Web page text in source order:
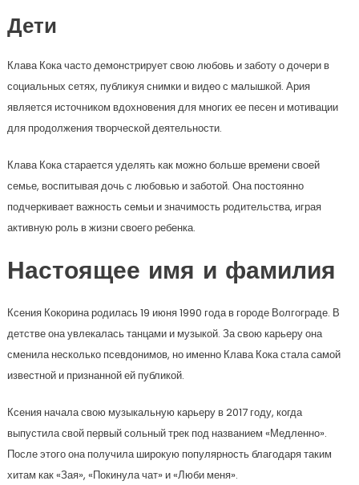
Дети
Клава Кока часто демонстрирует свою любовь и заботу о дочери в
социальных сетях, публикуя снимки и видео с малышкой. Ария
является источником вдохновения для многих ее песен и мотивации
для продолжения творческой деятельности.
Клава Кока старается уделять как можно больше времени своей
семье, воспитывая дочь с любовью и заботой. Она постоянно
подчеркивает важность семьи и значимость родительства, играя
активную роль в жизни своего ребенка.
Настоящее имя и фамилия
Ксения Кокорина родилась 19 июня 1990 года в городе Волгограде. В
детстве она увлекалась танцами и музыкой. За свою карьеру она
сменила несколько псевдонимов, но именно Клава Кока стала самой
известной и признанной ей публикой.
Ксения начала свою музыкальную карьеру в 2017 году, когда
выпустила свой первый сольный трек под названием «Медленно».
После этого она получила широкую популярность благодаря таким
хитам как «Зая», «Покинула чат» и «Люби меня».